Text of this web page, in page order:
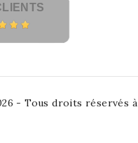
- Tous droits réservés